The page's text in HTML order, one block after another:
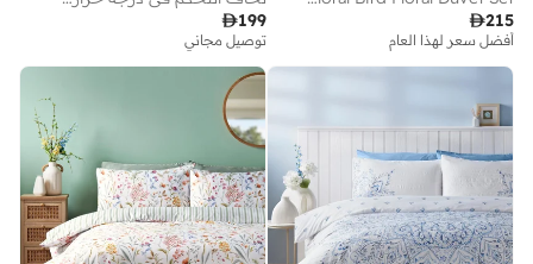
215
أفضل سعر لهذا العام
توصيل مجاني
توصيل مجاني
199
توصيل مجاني